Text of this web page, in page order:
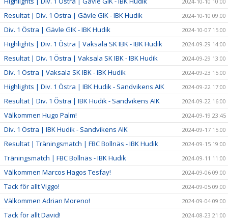
Resultat | Div. 1 Östra | Gävle GIK - IBK Hudik 2024-10-10 09:00
Div. 1 Östra | Gävle GIK - IBK Hudik 2024-10-07 15:00
Highlights | Div. 1 Östra | Vaksala SK IBK - IBK Hudik 2024-09-29 14:00
Resultat | Div. 1 Östra | Vaksala SK IBK - IBK Hudik 2024-09-29 13:00
Div. 1 Östra | Vaksala SK IBK - IBK Hudik 2024-09-23 15:00
Highlights | Div. 1 Östra | IBK Hudik - Sandvikens AIK 2024-09-22 17:00
Resultat | Div. 1 Östra | IBK Hudik - Sandvikens AIK 2024-09-22 16:00
Välkommen Hugo Palm! 2024-09-19 23:45
Div. 1 Östra | IBK Hudik - Sandvikens AIK 2024-09-17 15:00
Resultat | Träningsmatch | FBC Bollnäs - IBK Hudik 2024-09-15 19:00
Träningsmatch | FBC Bollnäs - IBK Hudik 2024-09-11 11:00
Välkommen Marcos Hagos Tesfay! 2024-09-06 09:00
Tack för allt Viggo! 2024-09-05 09:00
Välkommen Adrian Moreno! 2024-09-04 09:00
Tack för allt David! 2024-08-23 21:00